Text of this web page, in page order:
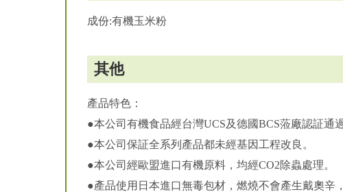
成份:有機玉米粉
其他
產品特色：
●本公司有機食品經台灣UCS及德國BCS蒞廠認証通
●本公司保証全系列產品都未經基因工程改良。
●本公司經歐盟進口有機原料，均經CO2除蟲處理。
●產品使用日本進口無毒包材，燃燒不會產生戴奧辛